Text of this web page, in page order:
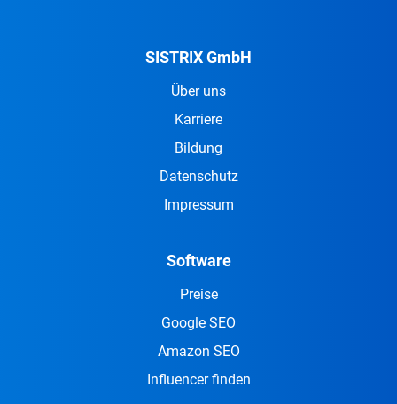
SISTRIX GmbH
Über uns
Karriere
Bildung
Datenschutz
Impressum
Software
Preise
Google SEO
Amazon SEO
Influencer finden